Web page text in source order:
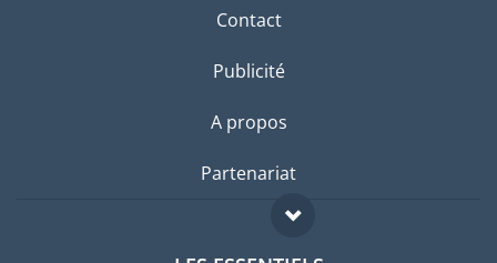
Contact
Publicité
A propos
Partenariat